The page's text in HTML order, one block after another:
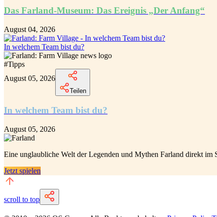
Das Farland-Museum: Das Ereignis „Der Anfang“
August 04, 2026
In welchem Team bist du?
#Tipps
August 05, 2026
Teilen
In welchem Team bist du?
August 05, 2026
Eine unglaubliche Welt der Legenden und Mythen Farland direkt im
Jetzt spielen
scroll to top